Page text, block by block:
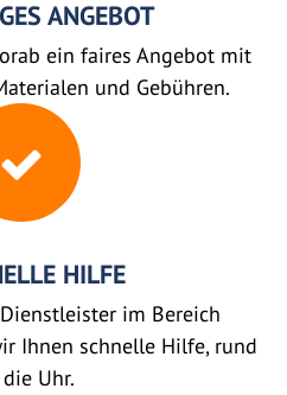
ANGEBOT
ein faires Angebot mit
und Gebühren.
HILFE
im Bereich
Ihnen schnelle Hilfe, rund
Uhr.